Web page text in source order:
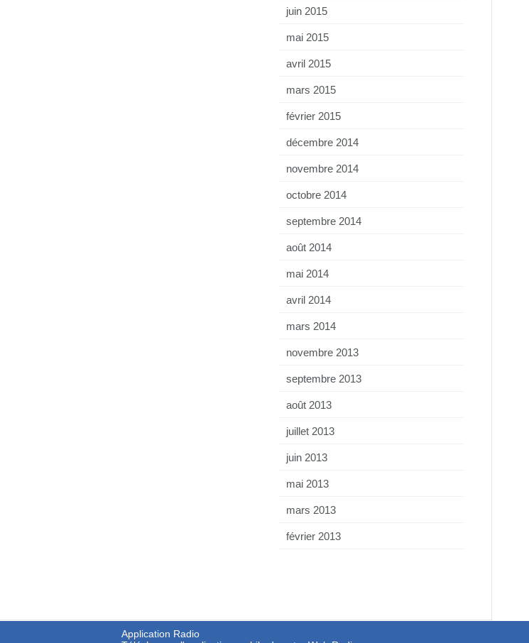
juin 2015
mai 2015
avril 2015
mars 2015
février 2015
décembre 2014
novembre 2014
octobre 2014
septembre 2014
août 2014
mai 2014
avril 2014
mars 2014
novembre 2013
septembre 2013
août 2013
juillet 2013
juin 2013
mai 2013
mars 2013
février 2013
Application Radio